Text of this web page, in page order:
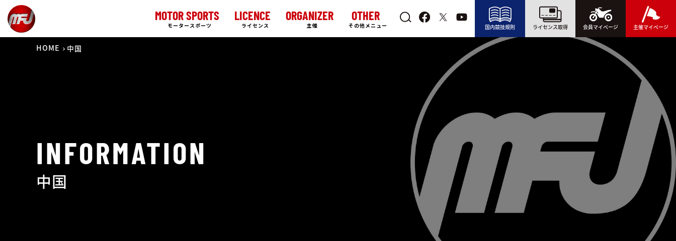
MOTOR SPORTS
モータースポーツ
LICENCE
ライセンス
ORGANIZER
主催
OTHER
その他メニュー 国内競技規則 ライセンス取得 会員マイページ 主催マイページ
HOME 中国
INFORMATION
中国